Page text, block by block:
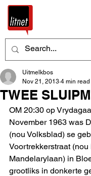
TWEE
Uitmelkbos
Nov 21, 2013 4 min read
OM 20:30 op
November 1963 was
(nou Volksblad) se
Voortrekkerstraat (nou
Mandelarylaan) in
grootliks in donkerte